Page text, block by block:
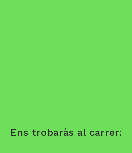
Ens trobaràs al carrer: